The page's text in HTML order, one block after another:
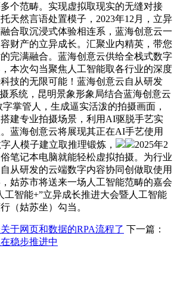
个范畴。实现虚拟取现实的无缝对接
天然言语处置模子，2023年12月，立异
合取沉浸式体验相连系，蓝海创意云一
财产的立异成长。汇聚业内精英，带您
完满融合。蓝海创意云供给全栈式数字
本次勾当聚焦人工智能取各行业的深度
技的无限可能！蓝海创意云自从研发
系统，昆明景象形象局结合蓝海创意云
掌管人，生成逼实活泼的拍摄画面，
建专业拍摄场景，利用AI驱脱手艺实
蓝海创意云将展现其正在AI手艺使用
人模子建立取推理锻炼，
2025年2
笔记本电脑就能轻松虚拟拍摄。为行业
从研发的云端数字内容协同创做取使用
姑苏市将送来一场人工智能范畴的嘉会
智能+”立异成长推进大会暨人工智能
（姑苏坐）勾当。
于网页和数据的RPA流程了 下一篇：
稳步推进中